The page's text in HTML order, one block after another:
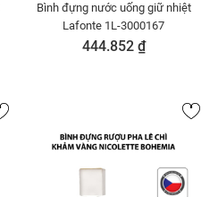
Bình đựng nước uống giữ nhiệt
Lafonte 1L-3000167
444.852 ₫